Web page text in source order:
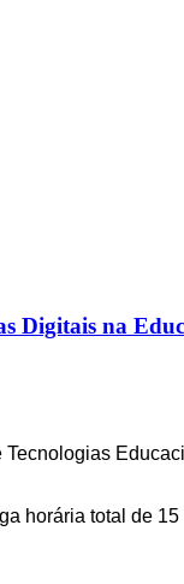
na
horária total de 15